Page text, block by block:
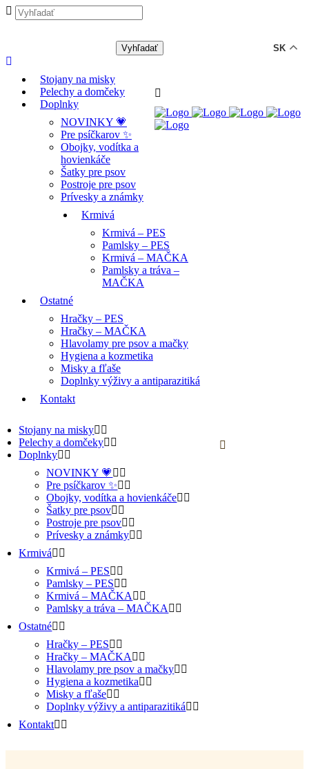
Stojany na misky
Pelechy a domčeky
Doplnky
NOVINKY 💗
Pre psíčkarov ✨
Obojky, vodítka a
hovienkáče
Šatky pre psov
Postroje pre psov
Prívesky a známky
Krmivá
Krmivá – PES
Pamlsky – PES
Krmivá – MAČKA
Pamlsky a tráva –
MAČKA
Ostatné
Hračky – PES
Hračky – MAČKA
Hlavolamy pre psov a mačky
Hygiena a kozmetika
Misky a fľaše
Doplnky výživy a antiparazitiká
Kontakt
Stojany na misky
Pelechy a domčeky
Doplnky
NOVINKY 💗
Pre psíčkarov ✨
Obojky, vodítka a hovienkáče
Šatky pre psov
Postroje pre psov
Prívesky a známky
Krmivá
Krmivá – PES
Pamlsky – PES
Krmivá – MAČKA
Pamlsky a tráva – MAČKA
Ostatné
Hračky – PES
Hračky – MAČKA
Hlavolamy pre psov a mačky
Hygiena a kozmetika
Misky a fľaše
Doplnky výživy a antiparazitiká
Kontakt
SK
-12% ZĽAVA s kódom "LETO12" ☀️